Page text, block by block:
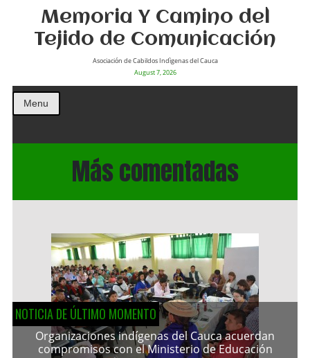
Memoria Y Camino del
Tejido de Comunicación
Asociación de Cabildos Indìgenas del Cauca
August 7, 2026
Menu
Más comentadas
NOTICIA DE ÚLTIMO MOMENTO
Organizaciones indígenas del Cauca acuerdan
compromisos con el Ministerio de Educación